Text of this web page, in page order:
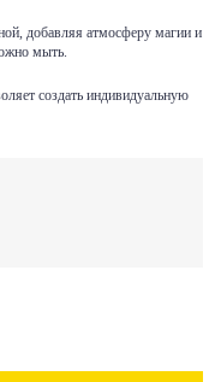
добавляя атмосферу магии и
мыть.
создать индивидуальную